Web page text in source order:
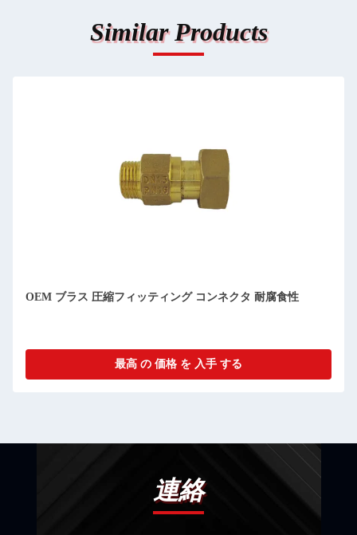
Similar Products
OEM ブラス 圧縮フィッティング コンネクタ 耐腐食性
最高 の 価格 を 入手 する
連絡